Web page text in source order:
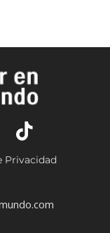
Privacidad